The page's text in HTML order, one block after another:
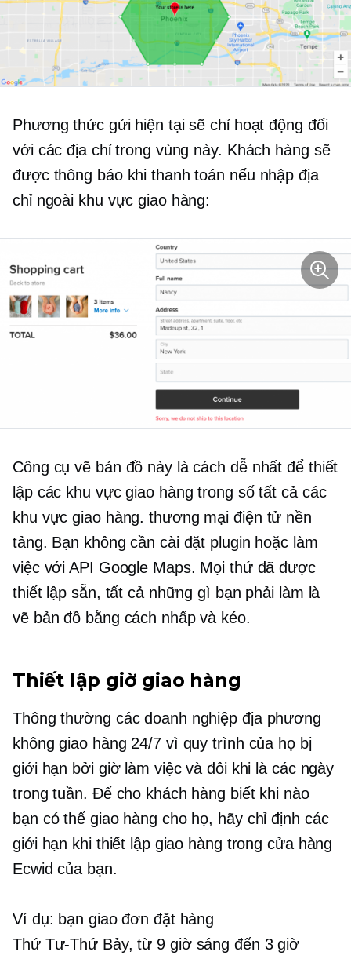
Phương thức gửi hiện tại sẽ chỉ hoạt động đối
với các địa chỉ trong vùng này. Khách hàng sẽ
được thông báo khi thanh toán nếu nhập địa
chỉ ngoài khu vực giao hàng:
Công cụ vẽ bản đồ này là cách dễ nhất để thiết
lập các khu vực giao hàng trong số tất cả các
khu vực giao hàng.thương mại điện tử nền
tảng. Bạn không cần cài đặt plugin hoặc làm
việc với API Google Maps. Mọi thứ đã được
thiết lập sẵn, tất cả những gì bạn phải làm là
vẽ bản đồ bằng cách nhấp và kéo.
Thiết lập giờ giao hàng
Thông thường các doanh nghiệp địa phương
không giao hàng 24/7 vì quy trình của họ bị
giới hạn bởi giờ làm việc và đôi khi là các ngày
trong tuần. Để cho khách hàng biết khi nào
bạn có thể giao hàng cho họ, hãy chỉ định các
giới hạn khi thiết lập giao hàng trong cửa hàng
Ecwid của bạn.
Ví dụ: bạn giao đơn đặt hàng
Thứ Tư-Thứ Bảy, từ 9 giờ sáng đến 3 giờ